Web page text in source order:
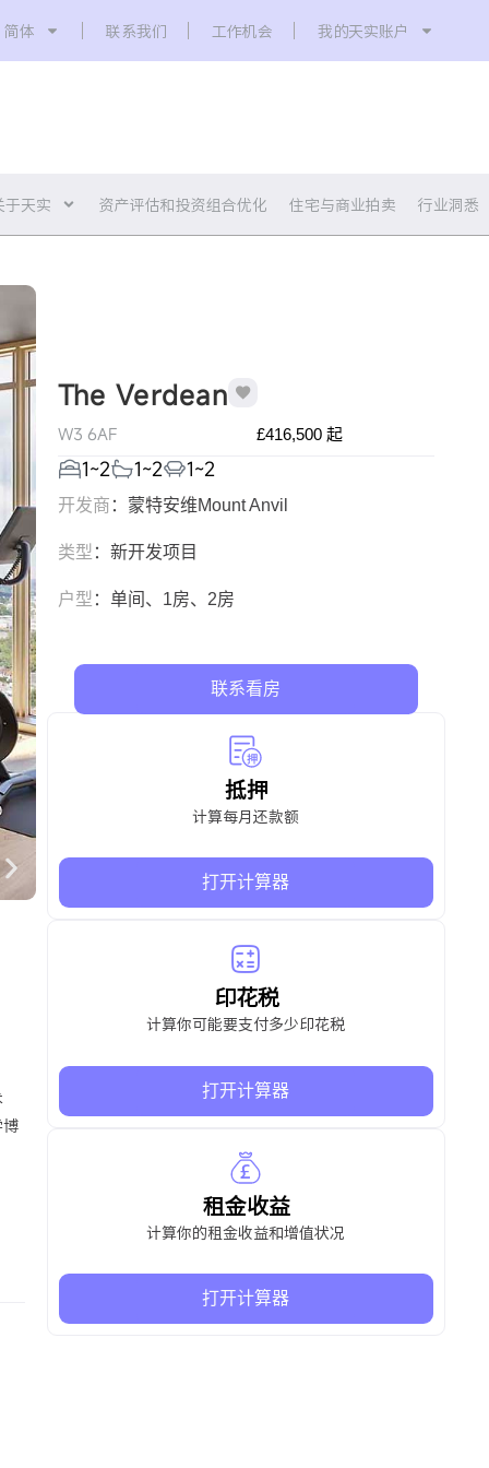
简体 联系我们 工作机会 我的天实账户
于天实 资产评估和投资组合优化 住宅与商业拍卖 行业洞悉
博
The Verdean
W3 6AF £416,500 起
1~2 1~2 1~2
开发商 ：蒙特安维Mount Anvil
类型 ：新开发项目
户型 ：单间、1房、2房
联系看房
抵押
计算每月还款额
打开计算器
印花税
计算你可能要支付多少印花税
打开计算器
租金收益
计算你的租金收益和增值状况
打开计算器